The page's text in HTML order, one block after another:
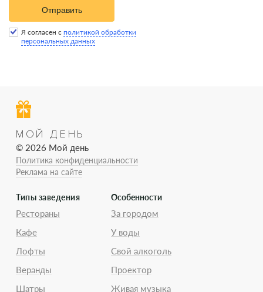
Отправить
Я согласен с политикой обработки
персональных данных
МОЙ ДЕНЬ
© 2026 Мой день
Политика конфиденциальности
Реклама на сайте
Типы заведения
Рестораны
Кафе
Лофты
Веранды
Шатры
Особенности
За городом
У воды
Свой алкоголь
Проектор
Живая музыка